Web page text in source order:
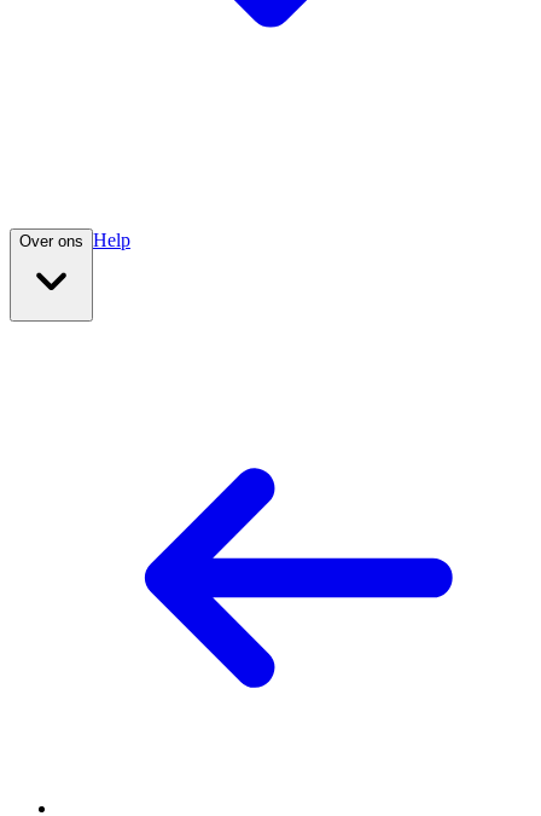
Over ons Help